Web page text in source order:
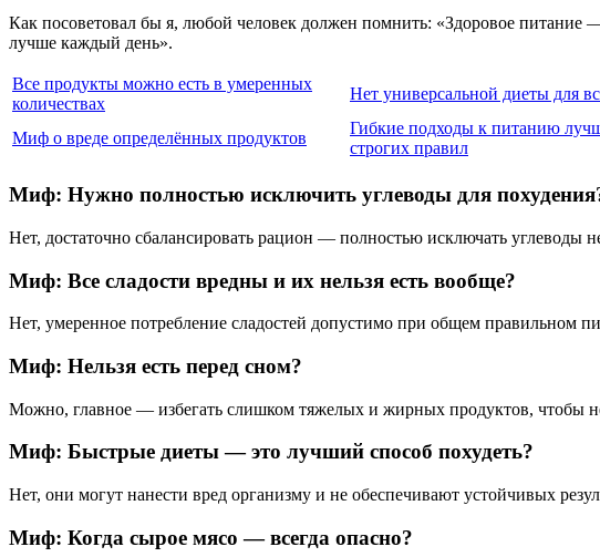
Как посоветовал бы я, любой человек должен помнить: «Здоровое питание
лучше каждый день».
Все продукты можно есть в умеренных
количествах
Нет универсальной диеты для
Миф о вреде определённых продуктов
Гибкие подходы к питанию
строгих правил
Миф: Нужно полностью исключить углеводы для
Нет, достаточно сбалансировать рацион — полностью исключать углеводы
Миф: Все сладости вредны и их нельзя есть вообще?
Нет, умеренное потребление сладостей допустимо при общем правильном
Миф: Нельзя есть перед сном?
Можно, главное — избегать слишком тяжелых и жирных продуктов, чтобы
Миф: Быстрые диеты — это лучший способ похудеть?
Нет, они могут нанести вред организму и не обеспечивают устойчивых
Миф: Когда сырое мясо — всегда опасно?